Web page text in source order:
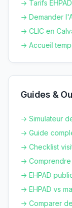
→ Tarifs
→ Demander
→ CLIC en
→ Accueil
Guides &
→ Simulateur
→ Guide
→ Checklist
→ Comprendre
→ EHPAD
→ EHPAD vs
→ Comparer